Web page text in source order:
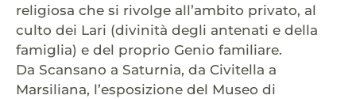
religiosa che si rivolge all’ambito privato, al
culto dei Lari (divinità degli antenati e della
famiglia) e del proprio Genio familiare.
Da Scansano a Saturnia, da Civitella a
Marsiliana, l’esposizione del Museo di